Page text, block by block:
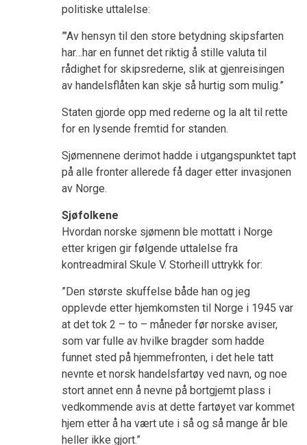
politiske uttalelse:
”’Av hensyn til den store betydning skipsfarten
har…har en funnet det riktig å stille valuta til
rådighet for skipsrederne, slik at gjenreisingen
av handelsflåten kan skje så hurtig som mulig.”
Staten gjorde opp med rederne og la alt til rette
for en lysende fremtid for standen.
Sjømennene derimot hadde i utgangspunktet tapt
på alle fronter allerede få dager etter invasjonen
av Norge.
Sjøfolkene
Hvordan norske sjømenn ble mottatt i Norge
etter krigen gir følgende uttalelse fra
kontreadmiral Skule V. Storheill uttrykk for:
”Den største skuffelse både han og jeg
opplevde etter hjemkomsten til Norge i 1945 var
at det tok 2 – to – måneder før norske aviser,
som var fulle av hvilke bragder som hadde
funnet sted på hjemmefronten, i det hele tatt
nevnte et norsk handelsfartøy ved navn, og noe
stort annet enn å nevne på bortgjemt plass i
vedkommende avis at dette fartøyet var kommet
hjem etter å ha vært ute i så og så mange år ble
heller ikke gjort.”